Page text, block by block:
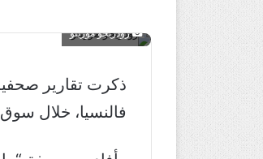
رودريجو مورينو
ذكرت تقارير
فالنسيا، خلال سوق